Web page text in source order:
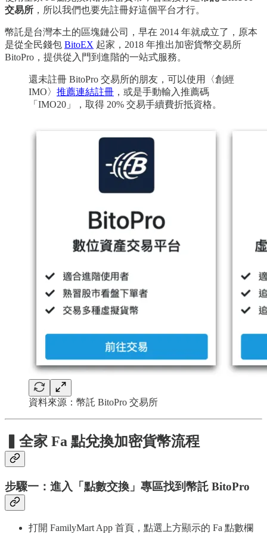
交易所 ，所以我們也要先註冊好這個平台才行。
幣託是台灣本土的區塊鏈公司，早在 2014 年就成立了，原本
是從全民錢包 BitoEX 起家，2018 年推出加密貨幣交易所
BitoPro，提供從入門到進階的一站式服務。
還未註冊 BitoPro 交易所的朋友，可以使用〈創經
IMO〉 推薦連結註冊 ，或是手動輸入推薦碼
「IMO20」，取得 20% 交易手續費折抵資格。
資料來源：幣託 BitoPro 交易所
▍全家 Fa 點兌換加密貨幣流程
步驟一：進入「點數交換」專區找到幣託 BitoPro
打開 FamilyMart App 首頁，點選上方顯示的 Fa 點數欄